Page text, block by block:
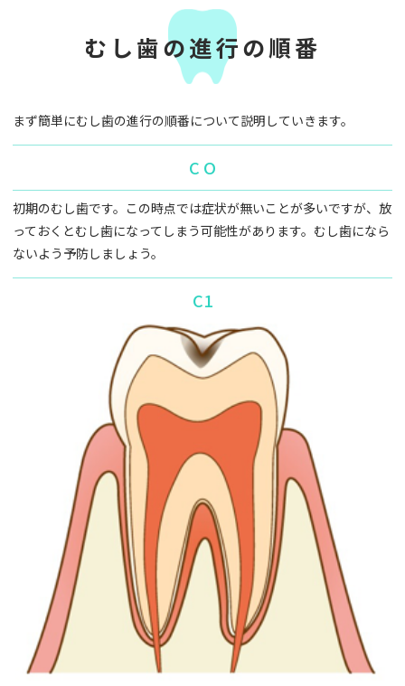
むし歯の進行の順番
まず簡単にむし歯の進行の順番について説明していきます。
C O
初期のむし歯です。この時点では症状が無いことが多いですが、放
っておくとむし歯になってしまう可能性があります。むし歯になら
ないよう予防しましょう。
C1